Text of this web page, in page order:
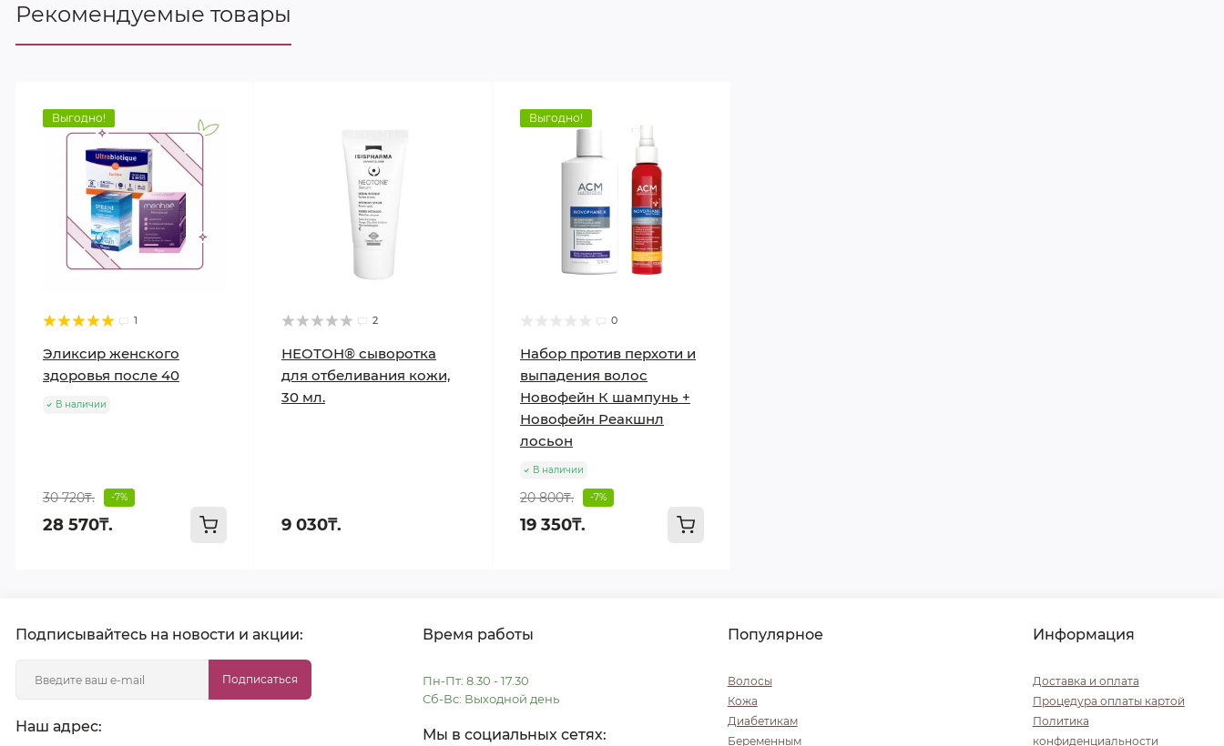
Рекомендуемые товары
Выгодно!
1
Эликсир женского
здоровья после 40
В наличии
30 720₸. -7%
28 570₸.
2
НЕОТОН® сыворотка
для отбеливания кожи,
30 мл.
9 030₸.
Выгодно!
0
Набор против перхоти и
выпадения волос
Новофейн К шампунь +
Новофейн Реакшнл
лосьон
В наличии
20 800₸. -7%
19 350₸.
Подписывайтесь на новости и акции:
Подписаться
Наш адрес:
Время работы
Пн-Пт: 8.30 - 17.30
Сб-Вс: Выходной день
Мы в социальных сетях:
Популярное
Волосы
Кожа
Диабетикам
Беременным
Информация
Доставка и оплата
Процедура оплаты картой
Политика
конфиденциальности